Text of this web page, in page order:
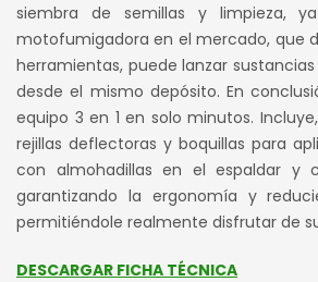
era:
S/
siembra de semillas y limpieza,
motofumigadora en el mercado, que
herramientas, puede lanzar
desde el mismo depósito. En
equipo 3 en 1 en solo minutos.
rejillas deflectoras y boquillas para
con almohadillas en el espaldar y
garantizando la ergonomía y
permitiéndole realmente disfrutar de
DESCARGAR FICHA TÉCNICA